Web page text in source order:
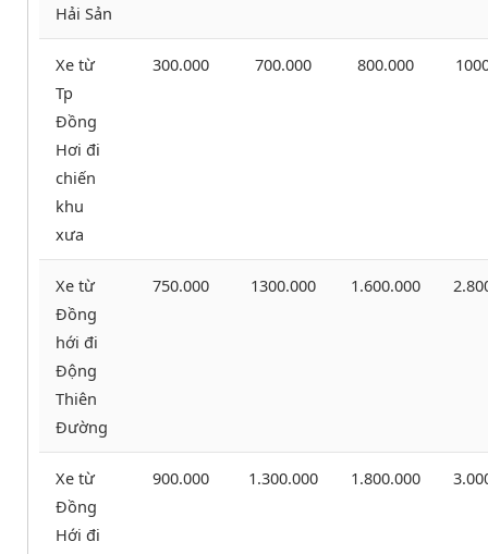
Hải Sản
Xe từ
Tp
Đồng
Hơi đi
chiến
khu
xưa
300.000 700.000 800.000
Xe từ
Đồng
hới đi
Động
Thiên
Đường
750.000 1300.000 1.600.000
Xe từ
Đồng
Hới đi
900.000 1.300.000 1.800.000